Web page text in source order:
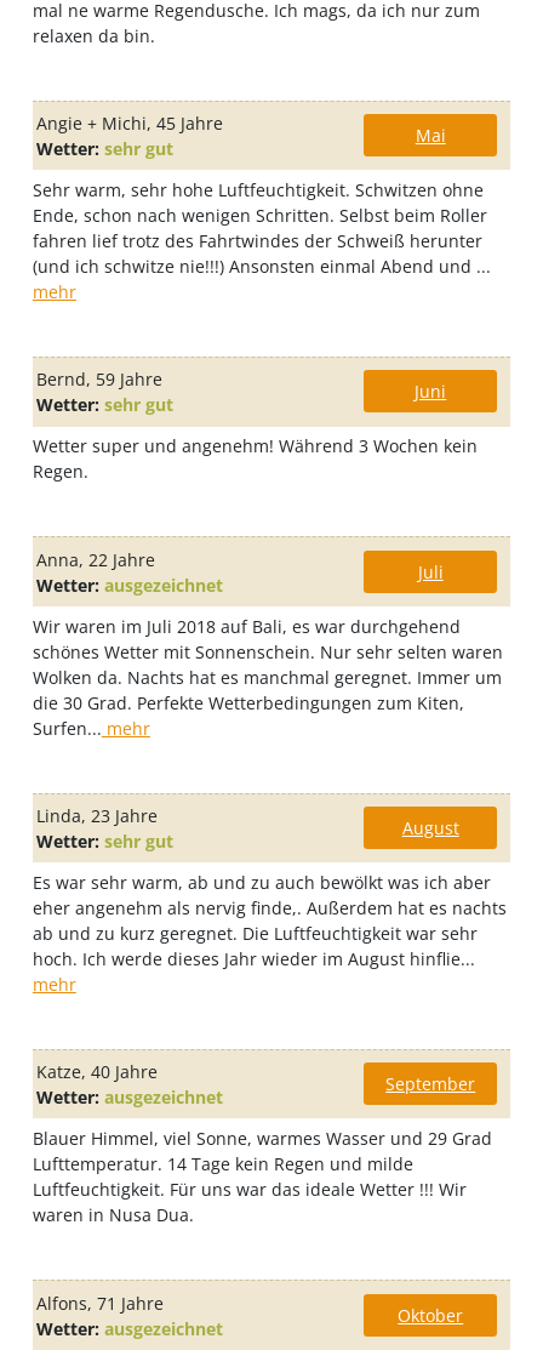
mal ne warme Regendusche. Ich mags, da ich nur zum
relaxen da bin.
Angie + Michi, 45 Jahre
Mai
Wetter: sehr gut
Sehr warm, sehr hohe Luftfeuchtigkeit. Schwitzen ohne
Ende, schon nach wenigen Schritten. Selbst beim Roller
fahren lief trotz des Fahrtwindes der Schweiß herunter
(und ich schwitze nie!!!) Ansonsten einmal Abend und ...
mehr
Bernd, 59 Jahre
Juni
Wetter: sehr gut
Wetter super und angenehm! Während 3 Wochen kein
Regen.
Anna, 22 Jahre
Juli
Wetter: ausgezeichnet
Wir waren im Juli 2018 auf Bali, es war durchgehend
schönes Wetter mit Sonnenschein. Nur sehr selten waren
Wolken da. Nachts hat es manchmal geregnet. Immer um
die 30 Grad. Perfekte Wetterbedingungen zum Kiten,
Surfen... mehr
Linda, 23 Jahre
August
Wetter: sehr gut
Es war sehr warm, ab und zu auch bewölkt was ich aber
eher angenehm als nervig finde,. Außerdem hat es nachts
ab und zu kurz geregnet. Die Luftfeuchtigkeit war sehr
hoch. Ich werde dieses Jahr wieder im August hinflie...
mehr
Katze, 40 Jahre
September
Wetter: ausgezeichnet
Blauer Himmel, viel Sonne, warmes Wasser und 29 Grad
Lufttemperatur. 14 Tage kein Regen und milde
Luftfeuchtigkeit. Für uns war das ideale Wetter !!! Wir
waren in Nusa Dua.
Alfons, 71 Jahre
Oktober
Wetter: ausgezeichnet